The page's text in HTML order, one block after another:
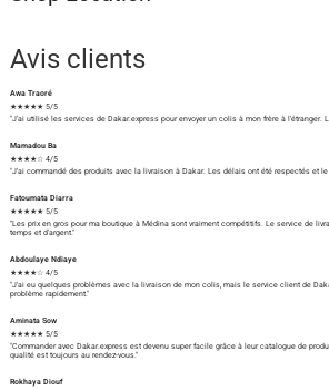
Avis clients
Awa Traoré
★★★★★ 5/5
"J'ai utilisé les services de Dakar.express pour envoyer un colis à mon frère à l'étranger.
Mamadou Ba
★★★★☆ 4/5
"J'ai commandé des produits avec la livraison à Dakar. Les délais ont été respectés et
Fatoumata Diarra
★★★★★ 5/5
"Les prix en gros pour ma boutique à Médina sont vraiment compétitifs. Le service de
temps et d'argent."
Abdoulaye Ndiaye
★★★★☆ 4/5
"J'ai eu quelques problèmes avec la livraison de mon colis, mais le service client de
problème rapidement."
Aminata Sow
★★★★★ 5/5
"Commander avec Dakar.express est devenu super facile grâce à leur catalogue de
qualité est toujours au rendez-vous."
Rokhaya Diouf